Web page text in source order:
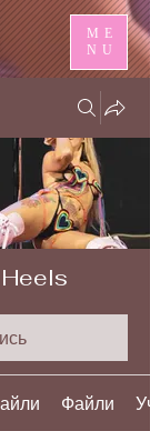
ME
NU
Heels
Файли